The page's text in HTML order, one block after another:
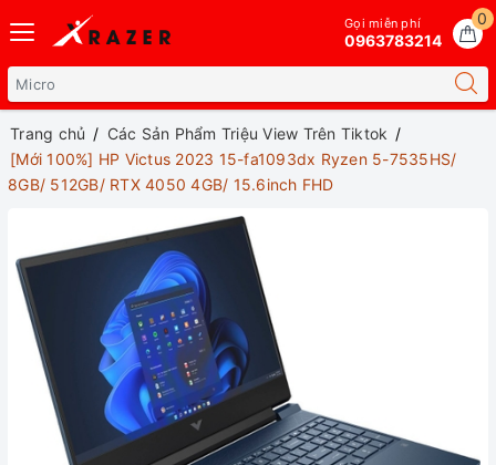
0
Gọi miễn phí
0963783214
Trang chủ
Các Sản Phẩm Triệu View Trên Tiktok
[Mới 100%] HP Victus 2023 15-fa1093dx Ryzen 5-7535HS/
8GB/ 512GB/ RTX 4050 4GB/ 15.6inch FHD